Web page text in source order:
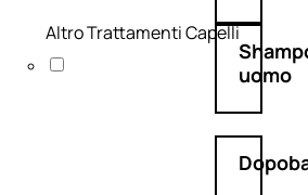
uomo
Altro Trattamenti Capelli